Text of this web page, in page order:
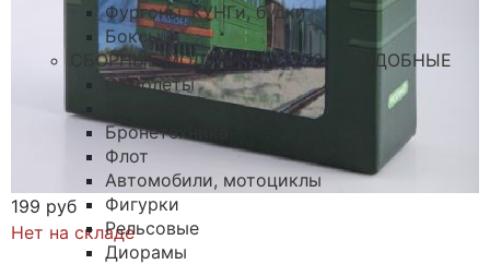
Фургоны, КУНГи, будки
Боксы
СБОРНЫЕ МОДЕЛИ 1:35, 1:72 И ПОДОБНЫЕ
Самолеты
Бронетехника
Флот
Автомобили, мотоциклы
Фигурки
Рельсовые
Диорамы
199 руб
Нет на складе